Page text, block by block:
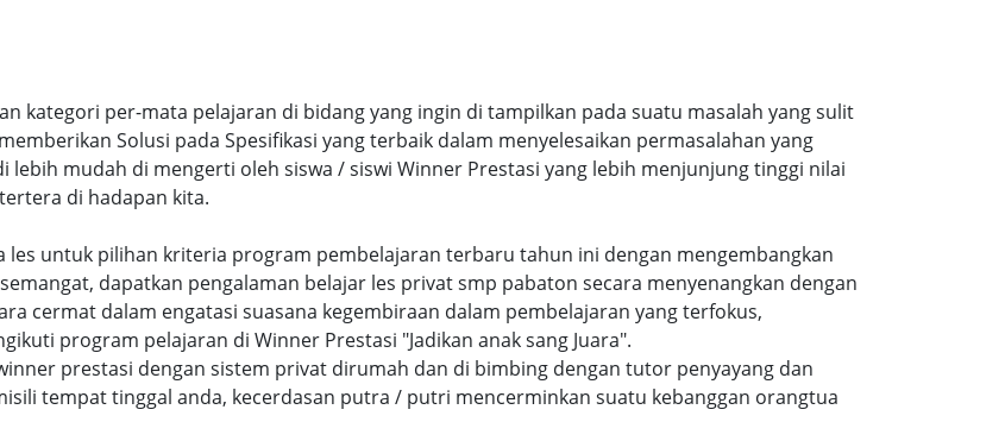
kategori per-mata pelajaran di bidang yang ingin di tampilkan pada suatu masalah yang sulit
Solusi pada Spesifikasi yang terbaik dalam menyelesaikan permasalahan yang
lebih mudah di mengerti oleh siswa / siswi Winner Prestasi yang lebih menjunjung tinggi nilai
di hadapan kita.
les untuk pilihan kriteria program pembelajaran terbaru tahun ini dengan mengembangkan
dapatkan pengalaman belajar les privat smp pabaton secara menyenangkan dengan
cermat dalam engatasi suasana kegembiraan dalam pembelajaran yang terfokus,
program pelajaran di Winner Prestasi "Jadikan anak sang Juara".
prestasi dengan sistem privat dirumah dan di bimbing dengan tutor penyayang dan
tempat tinggal anda, kecerdasan putra / putri mencerminkan suatu kebanggan orangtua